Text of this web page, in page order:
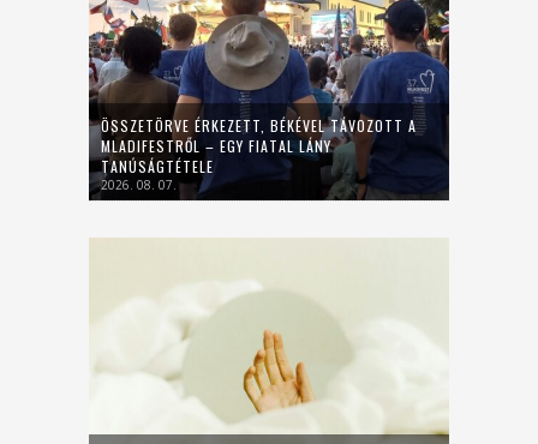
ÖSSZETÖRVE ÉRKEZETT, BÉKÉVEL TÁVOZOTT A
MLADIFESTRŐL – EGY FIATAL LÁNY
TANÚSÁGTÉTELE
2026. 08. 07.